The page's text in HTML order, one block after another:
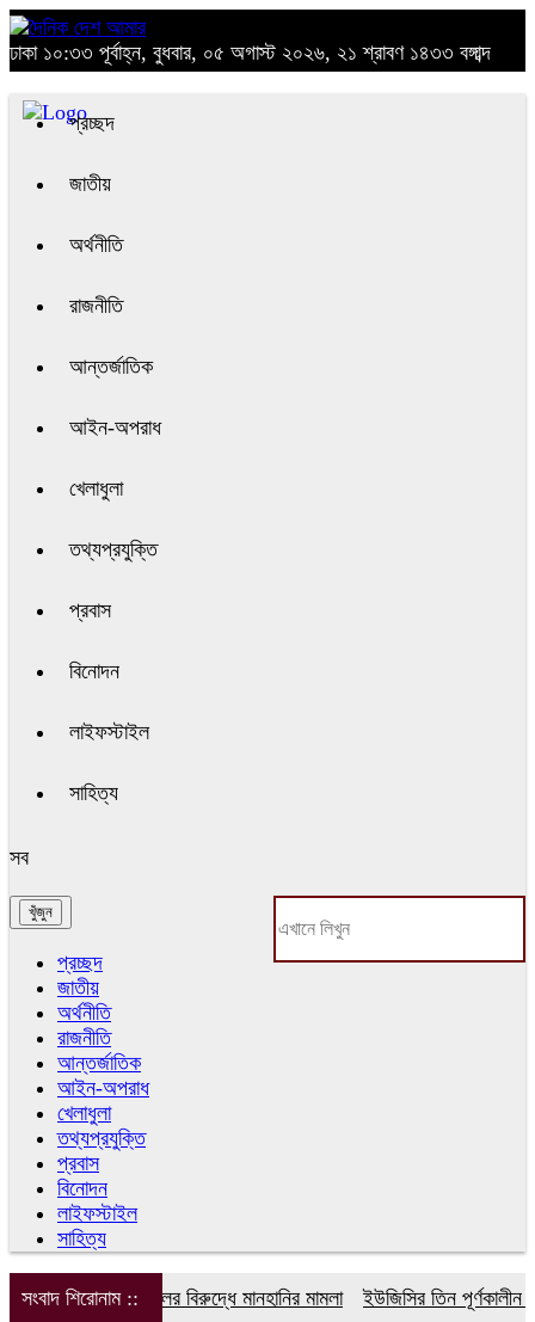
ঢাকা ১০:৩৩ পূর্বাহ্ন, বুধবার, ০৫ অগাস্ট ২০২৬, ২১ শ্রাবণ ১৪৩৩ বঙ্গাব্দ
প্রচ্ছদ
জাতীয়
অর্থনীতি
রাজনীতি
আন্তর্জাতিক
আইন-অপরাধ
খেলাধুলা
তথ্যপ্রযুক্তি
প্রবাস
বিনোদন
লাইফস্টাইল
সাহিত্য
সব
প্রচ্ছদ
জাতীয়
অর্থনীতি
রাজনীতি
আন্তর্জাতিক
আইন-অপরাধ
খেলাধুলা
তথ্যপ্রযুক্তি
প্রবাস
বিনোদন
লাইফস্টাইল
সাহিত্য
সংবাদ শিরোনাম ::ডিপজলের বিরুদ্ধে মানহানির মামলা ইউজিসির তিন পূর্ণকালীন